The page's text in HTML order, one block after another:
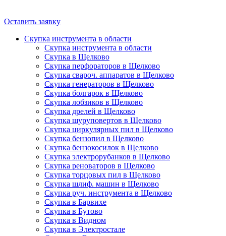
Оставить заявку
Скупка инструмента в области
Скупка инструмента в области
Скупка в Щелково
Скупка перфораторов в Щелково
Скупка свароч. аппаратов в Щелково
Скупка генераторов в Щелково
Скупка болгарок в Щелково
Скупка лобзиков в Щелково
Скупка дрелей в Щелково
Скупка шуруповертов в Щелково
Скупка циркулярных пил в Щелково
Скупка бензопил в Щелково
Скупка бензокосилок в Щелково
Скупка электрорубанков в Щелково
Скупка реноваторов в Щелково
Скупка торцовых пил в Щелково
Скупка шлиф. машин в Щелково
Скупка руч. инструмента в Щелково
Скупка в Барвихе
Скупка в Бутово
Скупка в Видном
Скупка в Электростале